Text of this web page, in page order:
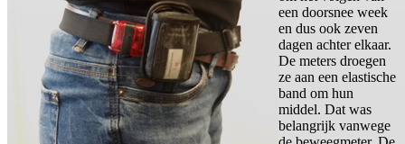
een doorsnee week
en dus ook zeven
dagen achter elkaar.
De meters droegen
ze aan een elastische
band om hun
middel. Dat was
belangrijk vanwege